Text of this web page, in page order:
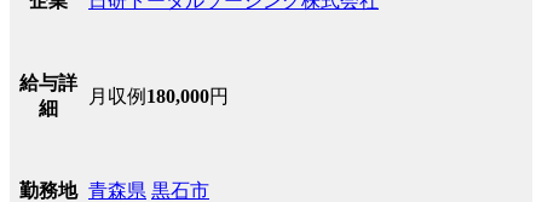
給与詳
細
月収例 180,000円
勤務地 青森県 黒石市